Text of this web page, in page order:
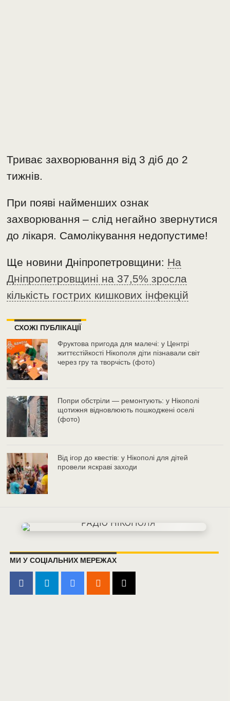
Триває захворювання від 3 діб до 2
тижнів.
При появі найменших ознак
захворювання – слід негайно звернутися
до лікаря. Самолікування недопустиме!
Ще новини Дніпропетровщини: На
Дніпропетровщині на 37,5% зросла
кількість гострих кишкових інфекцій
СХОЖІ ПУБЛІКАЦІЇ
Фруктова пригода для малечі: у Центрі
життєстійкості Нікополя діти пізнавали світ
через гру та творчість (фото)
Попри обстріли — ремонтують: у Нікополі
щотижня відновлюють пошкоджені оселі
(фото)
Від ігор до квестів: у Нікополі для дітей
провели яскраві заходи
МИ У СОЦІАЛЬНИХ МЕРЕЖАХ